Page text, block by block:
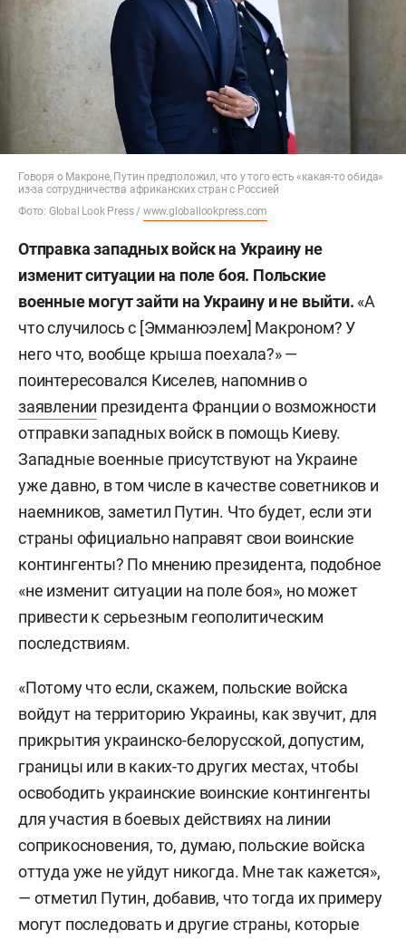
Говоря о Макроне, Путин предположил, что у того есть «какая-то обида»
из-за сотрудничества африканских стран с Россией
Фото: Global Look Press / www.globallookpress.com
Отправка западных войск на Украину не
изменит ситуации на поле боя. Польские
военные могут зайти на Украину и не выйти. «А
что случилось с [Эмманюэлем] Макроном? У
него что, вообще крыша поехала?» —
поинтересовался Киселев, напомнив о
заявлении президента Франции о возможности
отправки западных войск в помощь Киеву.
Западные военные присутствуют на Украине
уже давно, в том числе в качестве советников и
наемников, заметил Путин. Что будет, если эти
страны официально направят свои воинские
контингенты? По мнению президента, подобное
«не изменит ситуации на поле боя», но может
привести к серьезным геополитическим
последствиям.
«Потому что если, скажем, польские войска
войдут на территорию Украины, как звучит, для
прикрытия украинско-белорусской, допустим,
границы или в каких-то других местах, чтобы
освободить украинские воинские контингенты
для участия в боевых действиях на линии
соприкосновения, то, думаю, польские войска
оттуда уже не уйдут никогда. Мне так кажется»,
— отметил Путин, добавив, что тогда их примеру
могут последовать и другие страны, которые